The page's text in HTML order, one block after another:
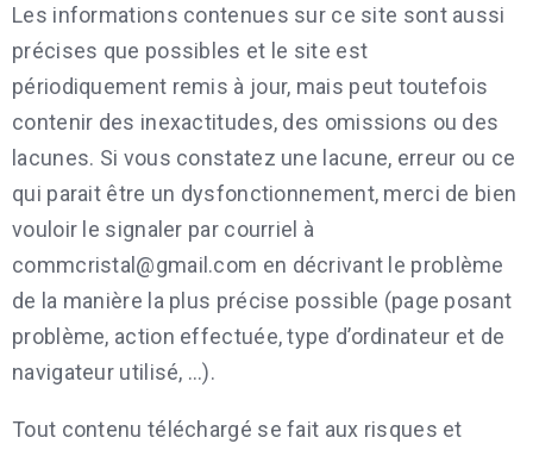
Les informations contenues sur ce site sont aussi
précises que possibles et le site est
périodiquement remis à jour, mais peut toutefois
contenir des inexactitudes, des omissions ou des
lacunes. Si vous constatez une lacune, erreur ou ce
qui parait être un dysfonctionnement, merci de bien
vouloir le signaler par courriel à
commcristal@gmail.com en décrivant le problème
de la manière la plus précise possible (page posant
problème, action effectuée, type d’ordinateur et de
navigateur utilisé, …).
Tout contenu téléchargé se fait aux risques et